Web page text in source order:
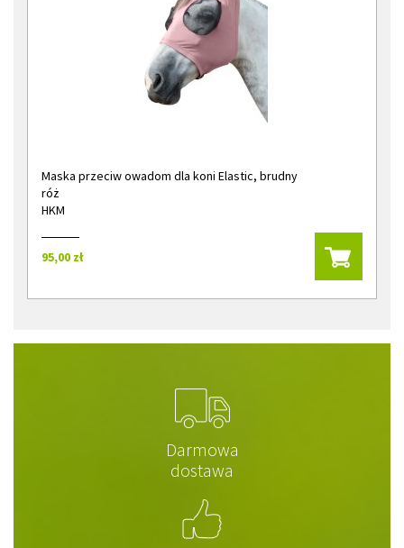
Maska przeciw owadom dla koni Elastic, brudny
róż
HKM
95,00 zł
Darmowa
dostawa